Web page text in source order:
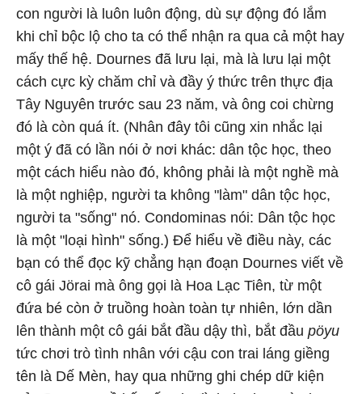
con người là luôn luôn động, dù sự động đó lắm
khi chỉ bộc lộ cho ta có thể nhận ra qua cả một hay
mấy thế hệ. Dournes đã lưu lại, mà là lưu lại một
cách cực kỳ chăm chỉ và đầy ý thức trên thực địa
Tây Nguyên trước sau 23 năm, và ông coi chừng
đó là còn quá ít. (Nhân đây tôi cũng xin nhắc lại
một ý đã có lần nói ở nơi khác: dân tộc học, theo
một cách hiểu nào đó, không phải là một nghề mà
là một nghiệp, người ta không "làm" dân tộc học,
người ta "sống" nó. Condominas nói: Dân tộc học
là một "loại hình" sống.) Để hiểu về điều này, các
bạn có thể đọc kỹ chẳng hạn đoạn Dournes viết về
cô gái Jörai mà ông gọi là Hoa Lạc Tiên, từ một
đứa bé còn ở truồng hoàn toàn tự nhiên, lớn dần
lên thành một cô gái bắt đầu dậy thì, bắt đầu pöyu
tức chơi trò tình nhân với cậu con trai láng giềng
tên là Dế Mèn, hay qua những ghi chép dữ kiện